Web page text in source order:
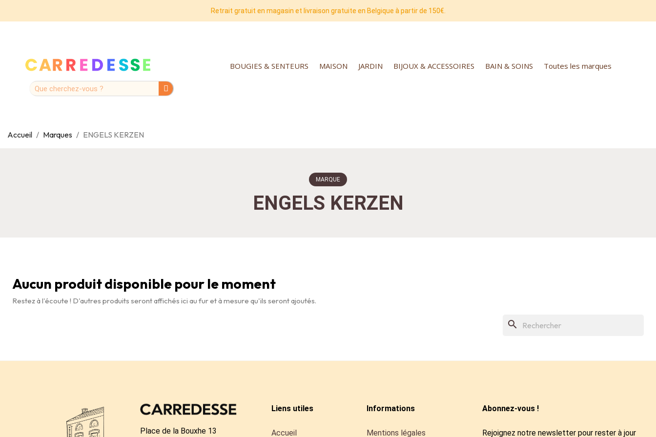
Retrait gratuit en magasin et livraison gratuite en Belgique à partir de 150€.
BOUGIES & SENTEURS MAISON JARDIN BIJOUX & ACCESSOIRES BAIN & SOINS Toutes les marques
Accueil Marques ENGELS KERZEN
MARQUE
ENGELS KERZEN
Aucun produit disponible pour le moment
Restez à l'écoute ! D'autres produits seront affichés ici au fur et à mesure qu'ils seront ajoutés.
search
Place de la Bouxhe 13
Liens utiles
Accueil
Informations
Mentions légales
Abonnez-vous !
Rejoignez notre newsletter pour rester à jour